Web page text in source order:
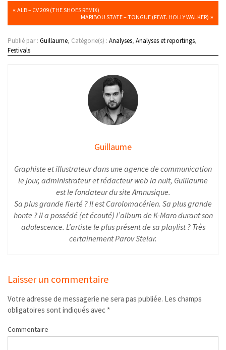
« ALB – CV 209 (THE SHOES REMIX)
MARIBOU STATE – TONGUE (FEAT. HOLLY WALKER) »
Publié par : Guillaume, Catégorie(s) : Analyses, Analyses et reportings,
Festivals
Guillaume
Graphiste et illustrateur dans une agence de communication
le jour, administrateur et rédacteur web la nuit, Guillaume
est le fondateur du site Amnusique.
Sa plus grande fierté ? Il est Carolomacérien. Sa plus grande
honte ? Il a possédé (et écouté) l’album de K-Maro durant son
adolescence. L’artiste le plus présent de sa playlist ? Très
certainement Parov Stelar.
Laisser un commentaire
Votre adresse de messagerie ne sera pas publiée. Les champs
obligatoires sont indiqués avec *
Commentaire